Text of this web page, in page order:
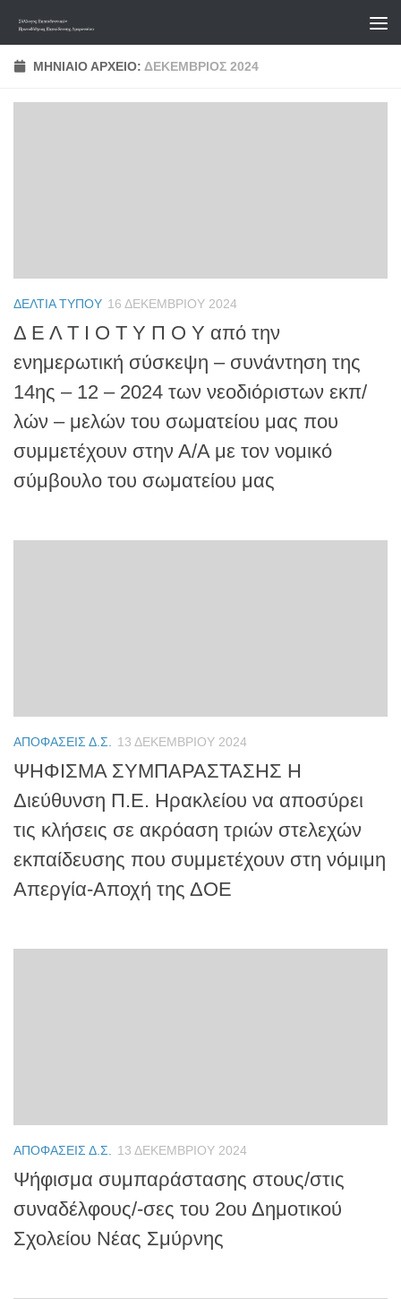
Skip to content
ΜΗΝΙΑΊΟ ΑΡΧΕΊΟ: ΔΕΚΈΜΒΡΙΟΣ 2024
ΔΕΛΤΊΑ ΤΎΠΟΥ 16 ΔΕΚΕΜΒΡΊΟΥ 2024
Δ Ε Λ Τ Ι Ο Τ Υ Π Ο Υ από την
ενημερωτική σύσκεψη – συνάντηση της
14ης – 12 – 2024 των νεοδιόριστων εκπ/
λών – μελών του σωματείου μας που
συμμετέχουν στην Α/Α με τον νομικό
σύμβουλο του σωματείου μας
ΑΠΟΦΆΣΕΙΣ Δ.Σ. 13 ΔΕΚΕΜΒΡΊΟΥ 2024
ΨΗΦΙΣΜΑ ΣΥΜΠΑΡΑΣΤΑΣΗΣ Η
Διεύθυνση Π.Ε. Ηρακλείου να αποσύρει
τις κλήσεις σε ακρόαση τριών στελεχών
εκπαίδευσης που συμμετέχουν στη νόμιμη
Απεργία-Αποχή της ΔΟΕ
ΑΠΟΦΆΣΕΙΣ Δ.Σ. 13 ΔΕΚΕΜΒΡΊΟΥ 2024
Ψήφισμα συμπαράστασης στους/στις
συναδέλφους/-σες του 2ου Δημοτικού
Σχολείου Νέας Σμύρνης